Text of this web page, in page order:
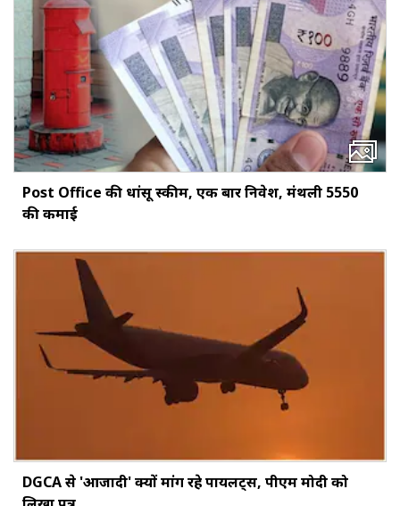
Post Office की धांसू स्कीम, एक बार निवेश, मंथली ₹5550
की कमाई
DGCA से 'आजादी' क्यों मांग रहे पायलट्स, पीएम मोदी को